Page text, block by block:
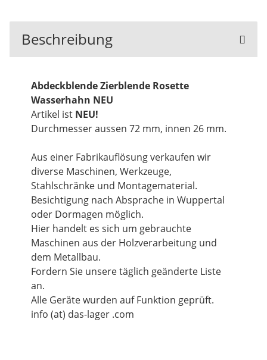
Beschreibung
Abdeckblende Zierblende Rosette
Wasserhahn NEU
Artikel ist NEU!
Durchmesser aussen 72 mm, innen 26 mm.
Aus einer Fabrikauflösung verkaufen wir
diverse Maschinen, Werkzeuge,
Stahlschränke und Montagematerial.
Besichtigung nach Absprache in Wuppertal
oder Dormagen möglich.
Hier handelt es sich um gebrauchte
Maschinen aus der Holzverarbeitung und
dem Metallbau.
Fordern Sie unsere täglich geänderte Liste
an.
Alle Geräte wurden auf Funktion geprüft.
info (at) das-lager .com